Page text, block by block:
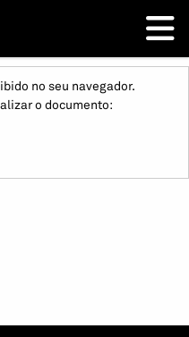
no seu navegador.
o documento: